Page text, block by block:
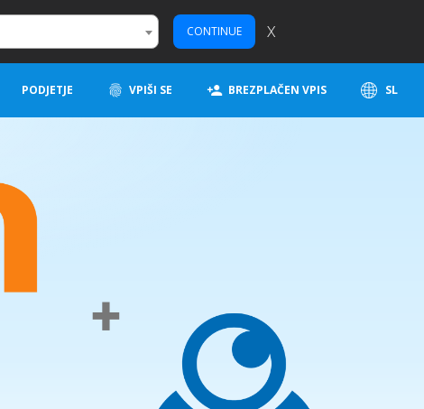
CONTINUE X
PODJETJE VPIŠI SE BREZPLAČEN VPIS SL